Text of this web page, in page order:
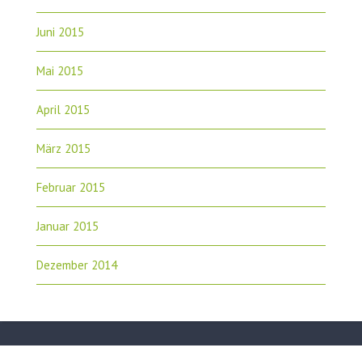
Juni 2015
Mai 2015
April 2015
März 2015
Februar 2015
Januar 2015
Dezember 2014